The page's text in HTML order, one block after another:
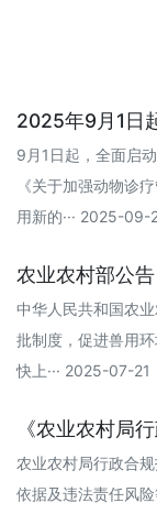
2025年9月1日
9月1日起，全面启
《关于加强动物诊
用新的··· 2025-09-
农业农村部公告
中华人民共和国农
批制度，促进兽用
快上··· 2025-07-21
《农业农村局
农业农村局行政合
依据及违法责任风